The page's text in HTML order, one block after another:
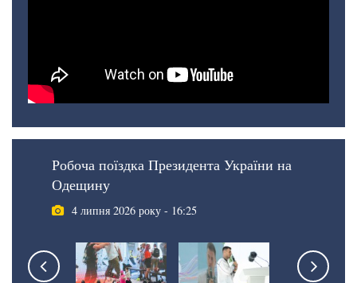
Робоча поїздка Президента України на
Одещину
4 липня 2026 року - 16:25